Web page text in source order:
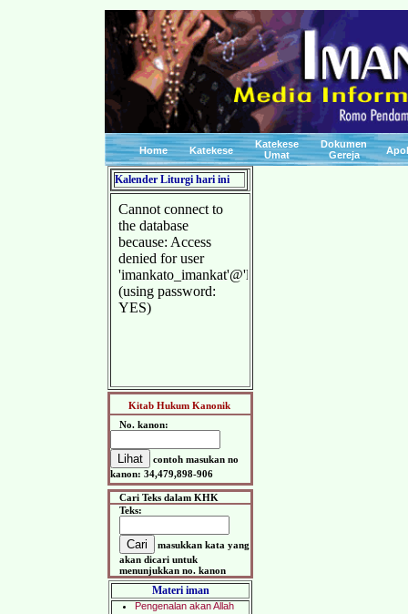
Home Katekese
Katekese
Umat
Dokumen
Gereja
Kalender Liturgi hari ini
Kitab Hukum Kanonik
No. kanon:
contoh masukan no
kanon: 34,479,898-906
Cari Teks dalam KHK
Teks:
masukkan kata yang
akan dicari untuk
menunjukkan no. kanon
Materi iman